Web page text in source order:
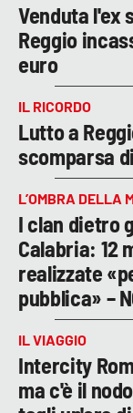
Venduta l'ex
Reggio
euro
IL RICORDO
Lutto a
scomparsa
L’OMBRA DELLA
I clan dietro
Calabria: 12
realizzate
pubblica» –
IL VIAGGIO
Intercity
ma c'è il